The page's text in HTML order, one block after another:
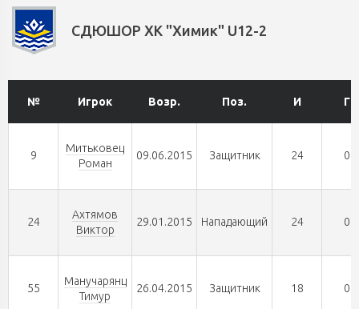
СДЮШОР ХК "Химик" U12-2
№ Игрок Возр. Поз. И Г
9
Митьковец
Роман
09.06.2015 Защитник 24 0
24
Ахтямов
Виктор
29.01.2015 Нападающий 24 0
55
Манучарянц
Тимур
26.04.2015 Защитник 18 0